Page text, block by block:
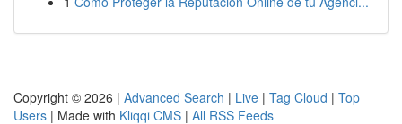
Copyright © 2026 | Advanced Search | Live | Tag Cloud | Top
Users | Made with Kliqqi CMS | All RSS Feeds